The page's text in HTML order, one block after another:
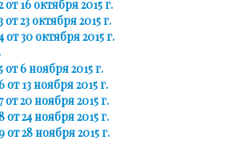
от 16 октября 2015 г.
23 октября 2015 г.
от 30 октября 2015 г.
от 6 ноября 2015 г.
от 13 ноября 2015 г.
от 20 ноября 2015 г.
от 24 ноября 2015 г.
от 28 ноября 2015 г.